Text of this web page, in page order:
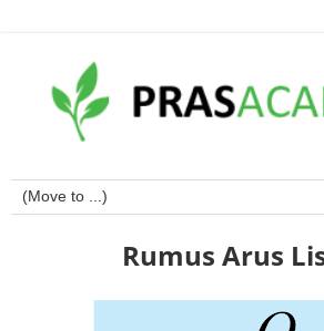
Rumus Arus